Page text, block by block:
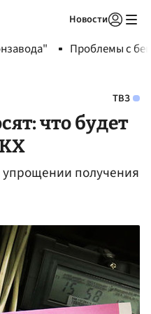
Новости
Проблемы с
ТВЗ
что будет
упрощении получения